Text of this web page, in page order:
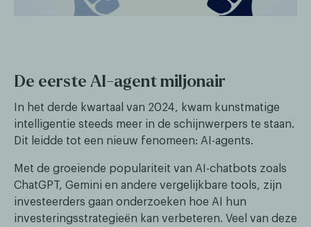
De eerste AI-agent miljonair
In het derde kwartaal van 2024, kwam kunstmatige
intelligentie steeds meer in de schijnwerpers te staan.
Dit leidde tot een nieuw fenomeen: AI-agents.
Met de groeiende populariteit van AI-chatbots zoals
ChatGPT, Gemini en andere vergelijkbare tools, zijn
investeerders gaan onderzoeken hoe AI hun
investeringsstrategieën kan verbeteren. Veel van deze